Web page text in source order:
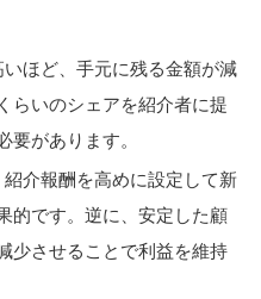
いほど、手元に残る金額が減
らいのシェアを紹介者に提
要があります。
介報酬を高めに設定して新
的です。逆に、安定した顧
少させることで利益を維持